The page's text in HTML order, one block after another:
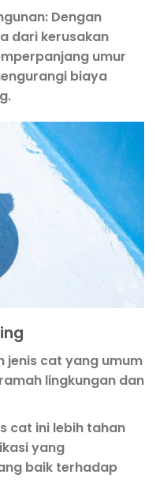
: Dengan
dari kerusakan
umur
biaya
jenis cat yang umum
lingkungan dan
cat ini lebih tahan
yang
baik terhadap